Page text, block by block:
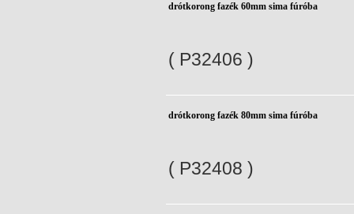
drótkorong fazék 60mm sima fúróba
( P32406 )
drótkorong fazék 80mm sima fúróba
( P32408 )